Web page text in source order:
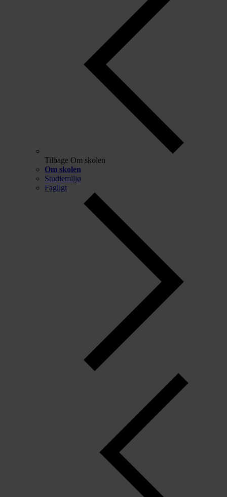
Tilbage Om skolen
Om skolen
Studiemiljø
Fagligt